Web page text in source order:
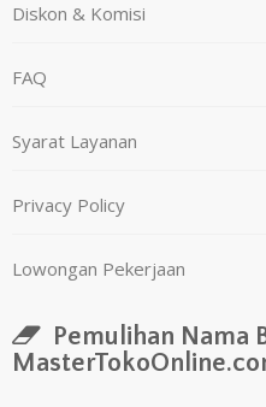
Diskon & Komisi
FAQ
Syarat Layanan
Privacy Policy
Lowongan Pekerjaan
Pemulihan Nama